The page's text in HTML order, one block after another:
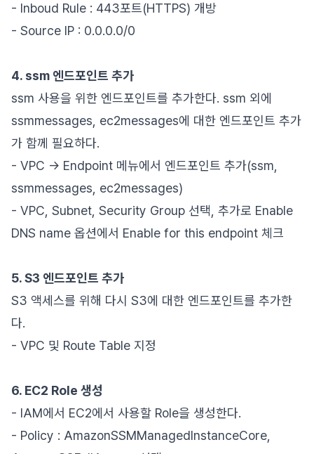
- Inboud Rule : 443포트(HTTPS) 개방
- Source IP : 0.0.0.0/0
4. ssm 엔드포인트 추가
ssm 사용을 위한 엔드포인트를 추가한다. ssm 외에
ssmmessages, ec2messages에 대한 엔드포인트 추가
가 함께 필요하다.
- VPC -> Endpoint 메뉴에서 엔드포인트 추가(ssm,
ssmmessages, ec2messages)
- VPC, Subnet, Security Group 선택, 추가로 Enable
DNS name 옵션에서 Enable for this endpoint 체크
5. S3 엔드포인트 추가
S3 액세스를 위해 다시 S3에 대한 엔드포인트를 추가한
다.
- VPC 및 Route Table 지정
6. EC2 Role 생성
- IAM에서 EC2에서 사용할 Role을 생성한다.
- Policy : AmazonSSMManagedInstanceCore,